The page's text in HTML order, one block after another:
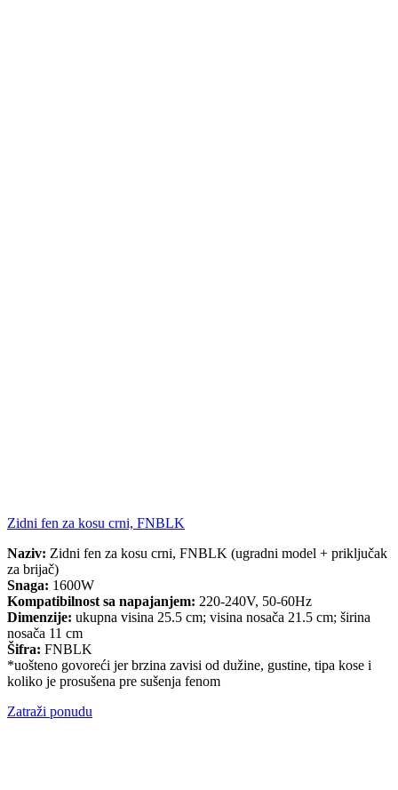
Zidni fen za kosu crni, FNBLK
Naziv: Zidni fen za kosu crni, FNBLK (ugradni model + priključak
za brijač)
Snaga: 1600W
Kompatibilnost sa napajanjem: 220-240V, 50-60Hz
Dimenzije: ukupna visina 25.5 cm; visina nosača 21.5 cm; širina
nosača 11 cm
Šifra: FNBLK
*uošteno govoreći jer brzina zavisi od dužine, gustine, tipa kose i
koliko je prosušena pre sušenja fenom
Zatraži ponudu